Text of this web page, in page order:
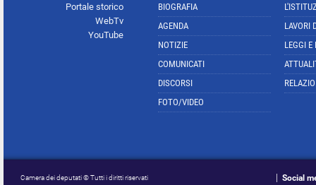
Portale storico
WebTv
YouTube
BIOGRAFIA
AGENDA
NOTIZIE
COMUNICATI
DISCORSI
FOTO/VIDEO
LAVORI
LEGGI E
Camera dei deputati © Tutti i diritti riservati Social